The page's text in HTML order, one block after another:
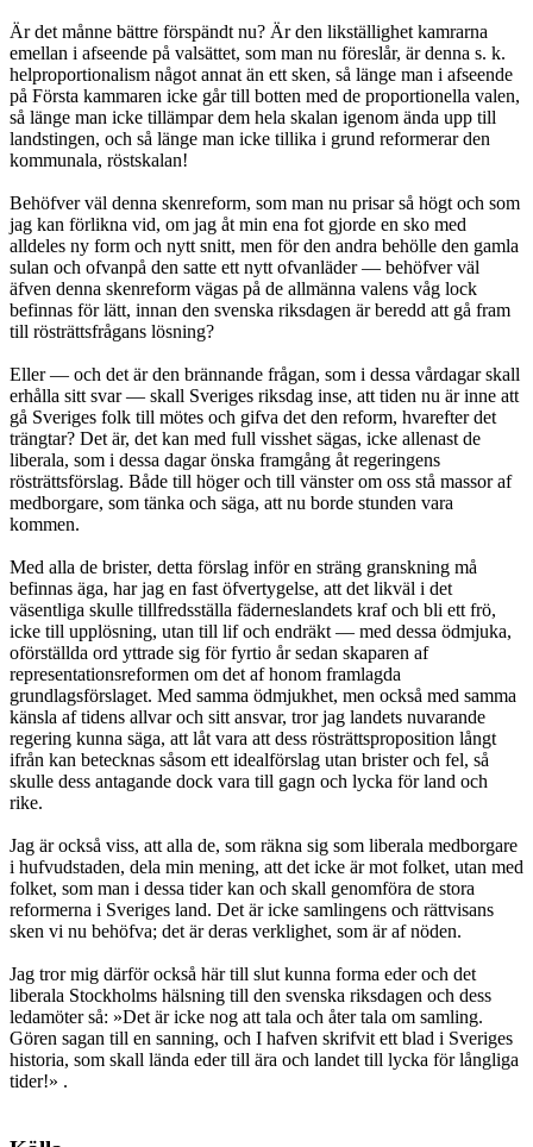
Är det månne bättre förspändt nu? Är den likställighet kamrarna
emellan i afseende på valsättet, som man nu föreslår, är denna s. k.
helproportionalism något annat än ett sken, så länge man i afseende
på Första kammaren icke går till botten med de proportionella valen,
så länge man icke tillämpar dem hela skalan igenom ända upp till
landstingen, och så länge man icke tillika i grund reformerar den
kommunala, röstskalan!
Behöfver väl denna skenreform, som man nu prisar så högt och som
jag kan förlikna vid, om jag åt min ena fot gjorde en sko med
alldeles ny form och nytt snitt, men för den andra behölle den gamla
sulan och ofvanpå den satte ett nytt ofvanläder — behöfver väl
äfven denna skenreform vägas på de allmänna valens våg lock
befinnas för lätt, innan den svenska riksdagen är beredd att gå fram
till rösträttsfrågans lösning?
Eller — och det är den brännande frågan, som i dessa vårdagar skall
erhålla sitt svar — skall Sveriges riksdag inse, att tiden nu är inne att
gå Sveriges folk till mötes och gifva det den reform, hvarefter det
trängtar? Det är, det kan med full visshet sägas, icke allenast de
liberala, som i dessa dagar önska framgång åt regeringens
rösträttsförslag. Både till höger och till vänster om oss stå massor af
medborgare, som tänka och säga, att nu borde stunden vara
kommen.
Med alla de brister, detta förslag inför en sträng granskning må
befinnas äga, har jag en fast öfvertygelse, att det likväl i det
väsentliga skulle tillfredsställa fäderneslandets kraf och bli ett frö,
icke till upplösning, utan till lif och endräkt — med dessa ödmjuka,
oförställda ord yttrade sig för fyrtio år sedan skaparen af
representationsreformen om det af honom framlagda
grundlagsförslaget. Med samma ödmjukhet, men också med samma
känsla af tidens allvar och sitt ansvar, tror jag landets nuvarande
regering kunna säga, att låt vara att dess rösträttsproposition långt
ifrån kan betecknas såsom ett idealförslag utan brister och fel, så
skulle dess antagande dock vara till gagn och lycka för land och
rike.
Jag är också viss, att alla de, som räkna sig som liberala medborgare
i hufvudstaden, dela min mening, att det icke är mot folket, utan med
folket, som man i dessa tider kan och skall genomföra de stora
reformerna i Sveriges land. Det är icke samlingens och rättvisans
sken vi nu behöfva; det är deras verklighet, som är af nöden.
Jag tror mig därför också här till slut kunna forma eder och det
liberala Stockholms hälsning till den svenska riksdagen och dess
ledamöter så: »Det är icke nog att tala och åter tala om samling.
Gören sagan till en sanning, och I hafven skrifvit ett blad i Sveriges
historia, som skall lända eder till ära och landet till lycka för långliga
tider!» .